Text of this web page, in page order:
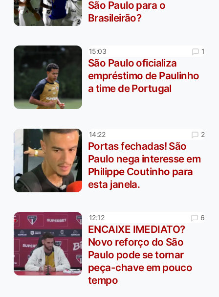
São Paulo para o
Brasileirão?
15:03 1
São Paulo oficializa
empréstimo de Paulinho
a time de Portugal
14:22 2
Portas fechadas! São
Paulo nega interesse em
Philippe Coutinho para
esta janela.
12:12 6
ENCAIXE IMEDIATO?
Novo reforço do São
Paulo pode se tornar
peça-chave em pouco
tempo